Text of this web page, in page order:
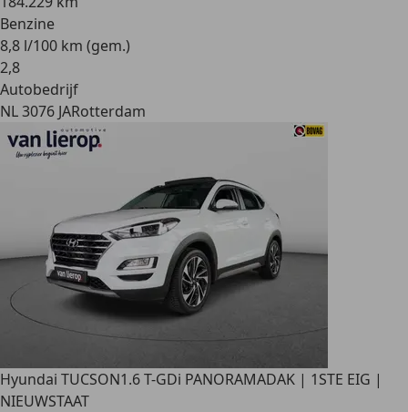
Benzine
8,8 l/100 km (gem.)
2,8
Autobedrijf
NL 3076 JARotterdam
Hyundai TUCSON1.6 T-GDi PANORAMADAK | 1STE EIG |
NIEUWSTAAT